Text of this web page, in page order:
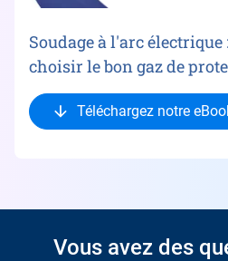
Soudage à l'arc
choisir le bon gaz de
Téléchargez notre
Vous avez des